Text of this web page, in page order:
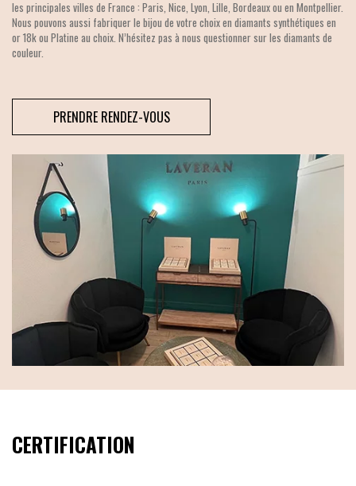
les principales villes de France : Paris, Nice, Lyon, Lille, Bordeaux ou en Montpellier.
Nous pouvons aussi fabriquer le bijou de votre choix en diamants synthétiques en
or 18k ou Platine au choix. N’hésitez pas à nous questionner sur les diamants de
couleur.
PRENDRE RENDEZ-VOUS
CERTIFICATION